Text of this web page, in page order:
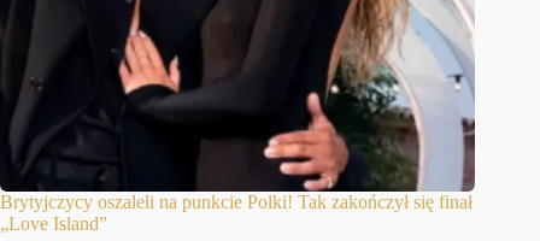
Brytyjczycy oszaleli na punkcie Polki! Tak zakończył się finał
„Love Island”